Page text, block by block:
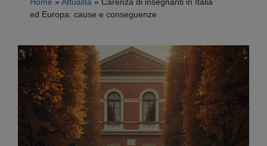
ed Europa: cause e conseguenze